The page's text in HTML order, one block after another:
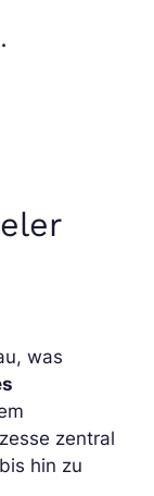
was
zentral
hin zu